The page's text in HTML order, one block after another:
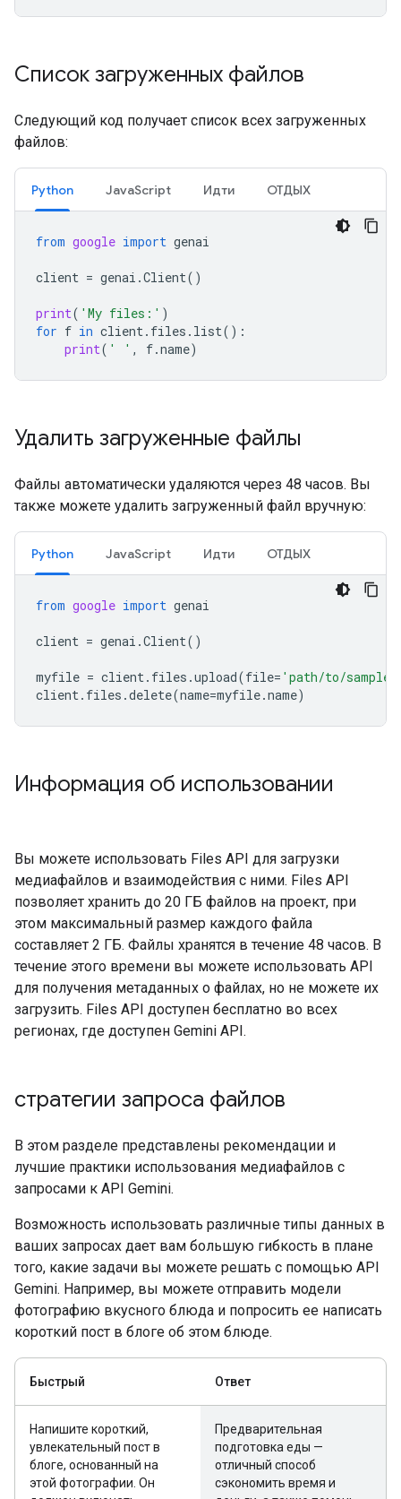
Список загруженных файлов
Следующий код получает список всех загруженных
файлов:
Python JavaScript Идти ОТДЫХ
from google import genai
client = genai .Client()
print( 'My files:' )
for f in client. files . list():
print( ' ' , f.name)
Удалить загруженные файлы
Файлы автоматически удаляются через 48 часов. Вы
также можете удалить загруженный файл вручную:
Python JavaScript Идти ОТДЫХ
from google import genai
client = genai .Client()
myfile = client. files .upload(file= 'path/to/
client. files .delete(name=myfile.name)
Информация об использовании
Вы можете использовать Files API для загрузки
медиафайлов и взаимодействия с ними. Files API
позволяет хранить до 20 ГБ файлов на проект, при
этом максимальный размер каждого файла
составляет 2 ГБ. Файлы хранятся в течение 48 часов. В
течение этого времени вы можете использовать API
для получения метаданных о файлах, но не можете их
загрузить. Files API доступен бесплатно во всех
регионах, где доступен Gemini API.
стратегии запроса файлов
В этом разделе представлены рекомендации и
лучшие практики использования медиафайлов с
запросами к API Gemini.
Возможность использовать различные типы данных в
ваших запросах дает вам большую гибкость в плане
того, какие задачи вы можете решать с помощью API
Gemini. Например, вы можете отправить модели
фотографию вкусного блюда и попросить ее написать
короткий пост в блоге об этом блюде.
Быстрый Ответ
Напишите короткий,
увлекательный пост в
блоге, основанный на
этой фотографии. Он
Предварительная
подготовка еды —
отличный способ
сэкономить время и